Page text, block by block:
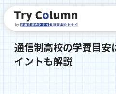
通信制高校の学費目安
イントも解説